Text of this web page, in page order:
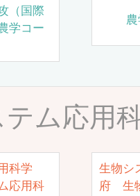
（国際
学コー
ム応用
科学
応用科
生物シ
府 生